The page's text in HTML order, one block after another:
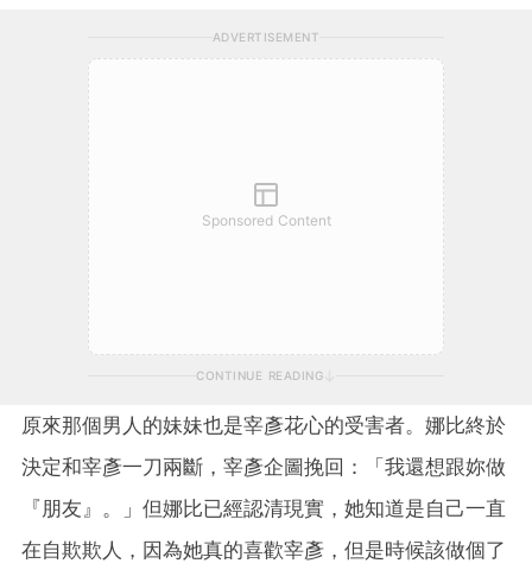
ADVERTISEMENT
Sponsored Content
CONTINUE READING
原來那個男人的妹妹也是宰彥花心的受害者。娜比終於
決定和宰彥一刀兩斷，宰彥企圖挽回：「我還想跟妳做
『朋友』。」但娜比已經認清現實，她知道是自己一直
在自欺欺人，因為她真的喜歡宰彥，但是時候該做個了